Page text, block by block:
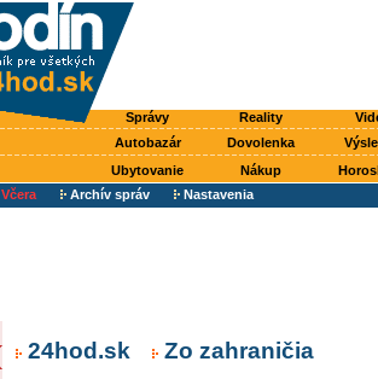
Správy Reality
Autobazár Dovolenka
Ubytovanie Nákup
Včera Archív správ Nastavenia
24hod.sk Zo zahraničia